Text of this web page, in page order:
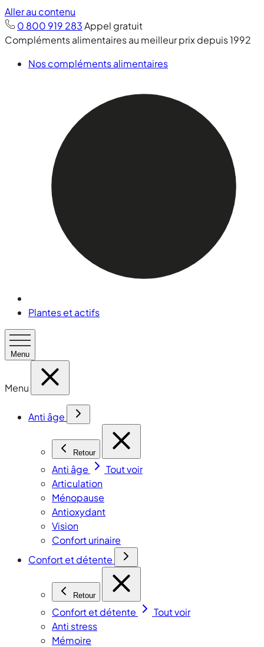
Aller au contenu
0 800 919 283Appel gratuit
Compléments alimentaires au meilleur prix depuis 1992
Nos compléments alimentaires
Plantes et actifs
Menu
Menu
Anti âge
Retour
Anti âge
Tout voir
Articulation
Ménopause
Antioxydant
Vision
Confort urinaire
Confort et détente
Retour
Confort et détente
Tout voir
Anti stress
Mémoire